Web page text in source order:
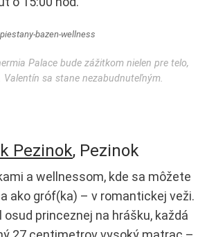
Palace bude zážitkom nielen pre telo,
Valentín sa stane nezabudnuteľným.
Pezinok, Pezinok
a wellnessom, kde sa môžete
ako gróf(ka) – v romantickej veži.
osud princeznej na hrášku, každá